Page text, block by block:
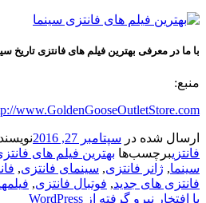
با ما در معرفی بهترین فیلم های فانتزی تاریخ
منبع:
www.GoldenGooseOutletStore.com
ارسال شده در سپتامبر 27, 2016
فانتزیبرچسب‌ها بهترین فیلم های
سینما, ژانر فانتزی, سینمای فانتزی,
فانتزی های جدید, فوتبال فانتزی,
با افتخار نیرو گرفته از WordPress